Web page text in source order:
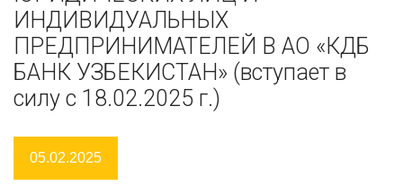
ИНДИВИДУАЛЬНЫХ
ПРЕДПРИНИМАТЕЛЕЙ В АО «КДБ
БАНК УЗБЕКИСТАН» (вступает в
силу с 18.02.2025 г.)
05.02.2025